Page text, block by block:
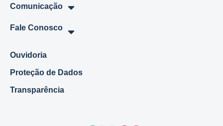
Comunicação
Fale Conosco
Ouvidoria
Proteção de Dados
Transparência